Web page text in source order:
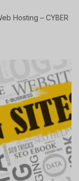
Hosting – CYBER